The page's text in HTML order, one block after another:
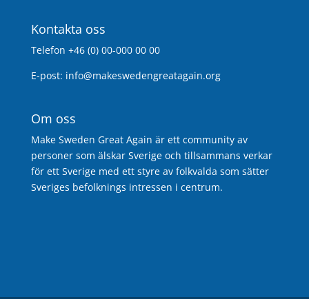
Kontakta oss
Telefon +46 (0) 00-000 00 00
E-post: info@makeswedengreatagain.org
Om oss
Make Sweden Great Again är ett community av
personer som älskar Sverige och tillsammans verkar
för ett Sverige med ett styre av folkvalda som sätter
Sveriges befolknings intressen i centrum.